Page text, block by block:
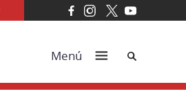
Menú Cerca